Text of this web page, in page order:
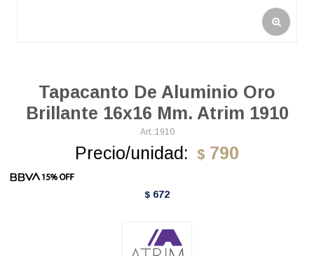
Tapacanto De Aluminio Oro
Brillante 16x16 Mm. Atrim 1910
1910
Precio/unidad: $ 790
$ 672